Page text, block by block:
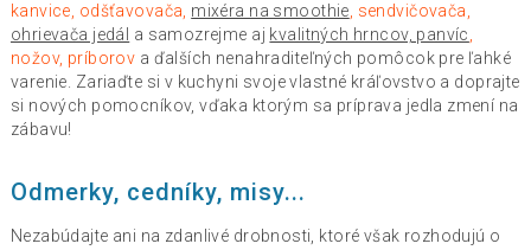
kanvice, odšťavovača, mixéra na smoothie , sendvičovača,
ohrievača jedál
a samozrejme aj kvalitných hrncov, panvíc
nožov, príborov a ďalších nenahraditeľných pomôcok pre ľahké
varenie. Zariaďte si v kuchyni svoje vlastné kráľovstvo a doprajte
si nových pomocníkov, vďaka ktorým sa príprava jedla zmení na
zábavu!
Odmerky, cedníky, misy...
Nezabúdajte ani na zdanlivé drobnosti, ktoré však rozhodujú o